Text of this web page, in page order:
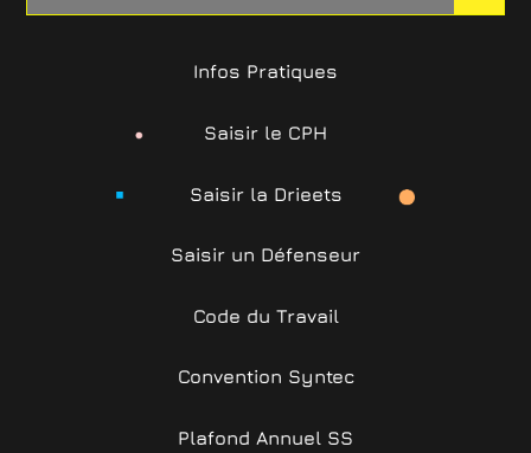
Infos Pratiques
Saisir le CPH
Saisir la Drieets
Saisir un Défenseur
Code du Travail
Convention Syntec
Plafond Annuel SS